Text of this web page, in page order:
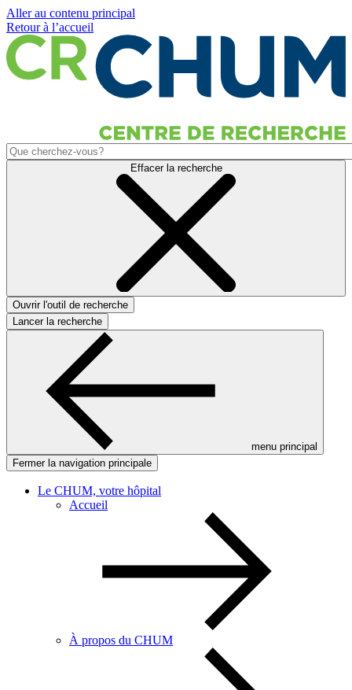
Aller au contenu principal
Retour à l’accueil
Effacer la recherche
Ouvrir l'outil de recherche
Lancer la recherche
menu principal
Fermer la navigation principale
Le CHUM, votre hôpital
Accueil
À propos du CHUM